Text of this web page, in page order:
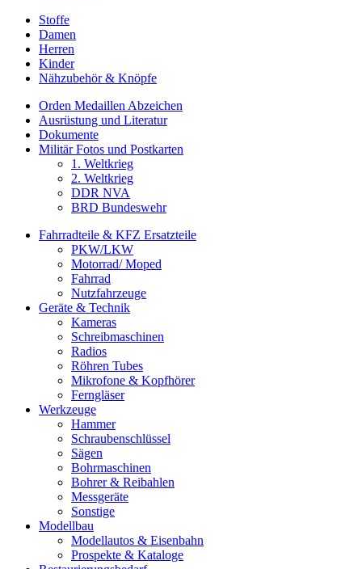
Stoffe
Damen
Herren
Kinder
Nähzubehör & Knöpfe
Orden Medaillen Abzeichen
Ausrüstung und Literatur
Dokumente
Militär Fotos und Postkarten
1. Weltkrieg
2. Weltkrieg
DDR NVA
BRD Bundeswehr
Fahrradteile & KFZ Ersatzteile
PKW/LKW
Motorrad/ Moped
Fahrrad
Nutzfahrzeuge
Geräte & Technik
Kameras
Schreibmaschinen
Radios
Röhren Tubes
Mikrofone & Kopfhörer
Ferngläser
Werkzeuge
Hammer
Schraubenschlüssel
Sägen
Bohrmaschinen
Bohrer & Reibahlen
Messgeräte
Sonstige
Modellbau
Modellautos & Eisenbahn
Prospekte & Kataloge